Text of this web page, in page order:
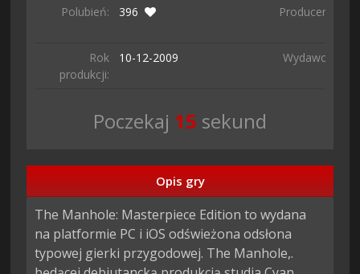
Polubień:
396 Producent:
Rok
produkcji:
10-12-2009 Wydawca:
Poczekaj 14 sekund
Opis gry
The Manhole: Masterpiece Edition to wydana
na platformie PC i iOS odświeżona odsłona
typowej gierki przygodowej. The Manhole,.